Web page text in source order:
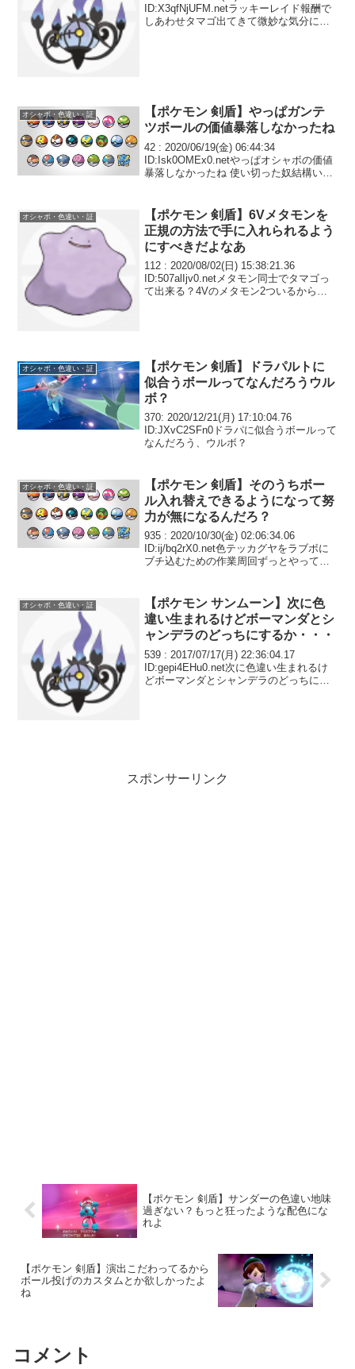
ID:X3qfNjUFM.netラッキーレイド報酬で
しあわせタマゴ出てきて微妙な気分にな
オシャボ・色違い・証
【ポケモン 剣盾】やっぱガンテ
ツボールの価値暴落しなかったね
42 : 2020/06/19(金) 06:44:34
ID:Isk0OMEx0.netやっぱオシャボの価値
暴落しなかったね 使い切った奴結構いる
オシャボ・色違い・証
【ポケモン 剣盾】6Vメタモンを
正規の方法で手に入れられるよう
にすべきだよなあ
112 : 2020/08/02(日) 15:38:21.36
ID:507alIjv0.netメタモン同士でタマゴっ
て出来る？4Vのメタモン2ついるからタ
オシャボ・色違い・証
【ポケモン 剣盾】ドラパルトに
似合うボールってなんだろうウル
ボ？
370: 2020/12/21(月) 17:10:04.76
ID:JXvC2SFn0ドラパに似合うボールって
なんだろう、ウルボ？
オシャボ・色違い・証
【ポケモン 剣盾】そのうちボー
ル入れ替えできるようになって努
力が無になるんだろ？
935 : 2020/10/30(金) 02:06:34.06
ID:ij/bq2rX0.net色テッカグヤをラブボに
ブチ込むための作業周回ずっとやってる
オシャボ・色違い・証
【ポケモン サンムーン】次に色
違い生まれるけどボーマンダとシ
ャンデラのどっちにするか・・・
539 : 2017/07/17(月) 22:36:04.17
ID:gepi4EHu0.net次に色違い生まれるけ
どボーマンダとシャンデラのどっちにす
スポンサーリンク
【ポケモン 剣盾】サンダーの色違い地味
過ぎない？もっと狂ったような配色にな
れよ
【ポケモン 剣盾】演出こだわってるから
ボール投げのカスタムとか欲しかったよ
ね
コメント